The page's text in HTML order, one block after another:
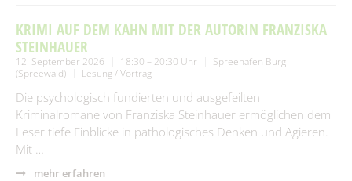
KRIMI AUF DEM KAHN MIT DER AUTORIN FRANZISKA
STEINHAUER
12. September 2026 18:30 – 20:30 Uhr
Spreehafen Burg
(Spreewald)
Lesung / Vortrag
Die psychologisch fundierten und ausgefeilten
Kriminalromane von Franziska Steinhauer ermöglichen dem
Leser tiefe Einblicke in pathologisches Denken und Agieren.
Mit …
mehr erfahren